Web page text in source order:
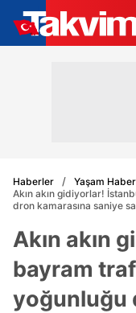
Haberler
Yaşam
Akın akın gidiyorlar!
dron kamarasına saniye
Akın akın
bayram
yoğunluğu